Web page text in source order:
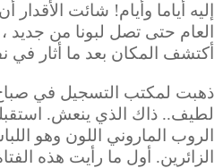
إليه أياما وأيام! شائت
العام حتى تصل لبونا من
أكتشف المكان بعد ما أثار
ذهبت لمكتب التسجيل في
لطيف.. ذاك الذي ينعش.
الروب الماروني اللون وهو
الزائرين. أول ما رأيت هذه